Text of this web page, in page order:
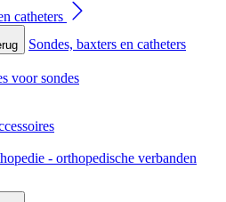
catheters
Sondes, baxters en catheters
voor sondes
- orthopedische verbanden